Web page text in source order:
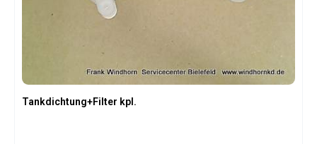
Tankdichtung+Filter kpl.